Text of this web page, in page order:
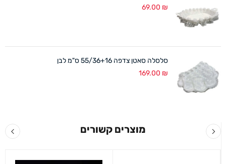
69.00 ₪
סלסלה סאטן צדפה 55/36+16 ס"מ לבן
169.00 ₪
מוצרים קשורים